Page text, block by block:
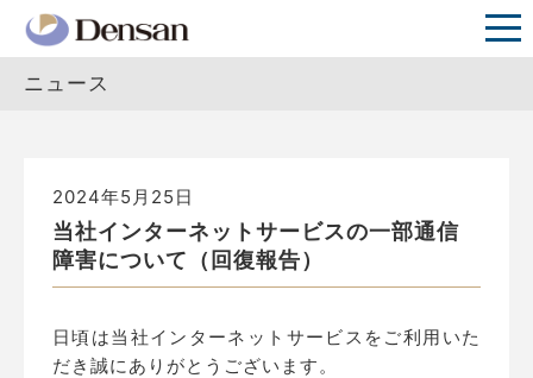
ニュース
2024年5月25日
当社インターネットサービスの一部通信
障害について（回復報告）
日頃は当社インターネットサービスをご利用いた
だき誠にありがとうございます。